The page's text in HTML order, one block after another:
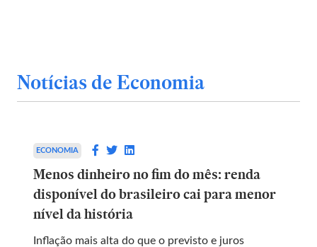
Notícias de Economia
ECONOMIA
Menos dinheiro no fim do mês: renda
disponível do brasileiro cai para menor
nível da história
Inflação mais alta do que o previsto e juros